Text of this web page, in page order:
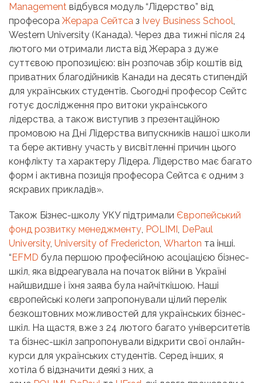
Management відбувся модуль “Лідерство” від
професора Жерара Сейтса з Ivey Business School,
Western University (Канада). Через два тижні після 24
лютого ми отримали листа від Жерара з дуже
суттєвою пропозицією: він розпочав збір коштів від
приватних благодійників Канади на десять стипендій
для українських студентів. Сьогодні професор Сейтс
готує дослідження про витоки українського
лідерства, а також виступив з презентаційною
промовою на Дні Лідерства випускників нашої школи
та бере активну участь у висвітленні причин цього
конфлікту та характеру Лідера. Лідерство має багато
форм і активна позиція професора Сейтса є одним з
яскравих прикладів».
Також Бізнес-школу УКУ підтримали Європейський
фонд розвитку менеджменту, POLIMI, DePaul
University, University of Fredericton, Wharton та інші.
“EFMD була першою професійною асоціацією бізнес-
шкіл, яка відреагувала на початок війни в Україні
найшвидше і їхня заява була найчіткішою. Наші
європейські колеги запропонували цілий перелік
безкоштовних можливостей для українських бізнес-
шкіл. На щастя, вже з 24 лютого багато університетів
та бізнес-шкіл запропонували відкрити свої онлайн-
курси для українських студентів. Серед інших, я
хотіла б відзначити деякі з них, а